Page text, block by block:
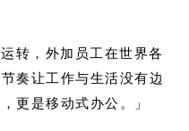
转，外加员工在世界各
奏让工作与生活没有边
更是移动式办公。」